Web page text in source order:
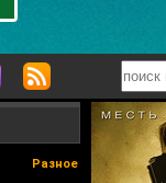
Разное